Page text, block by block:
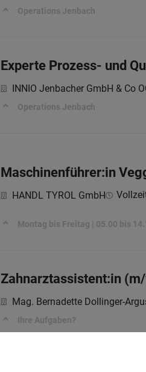
Operations Jenbach
Experte Prozess- und
INNIO Jenbacher GmbH & Co
Operations Jenbach
Maschinenführer:in
HANDL TYROL GmbH
Montag bis Freitag | 05.00 bis
Zahnarztassistent:in
Mag. Bernadette Dollinger-
Ihre Aufgaben?